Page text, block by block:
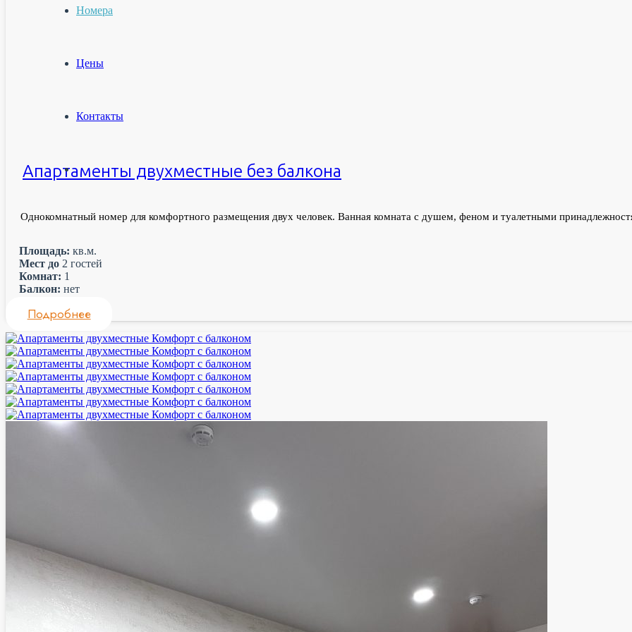
Номера
Цены
Контакты
Апартаменты двухместные без балкона
Однокомнатный номер для комфортного размещения двух человек. Ванная комната с душем, феном и туалетными
Площадь:кв.м.
Мест до 2 гостей
Комнат: 1
Балкон:нет
Подробнее